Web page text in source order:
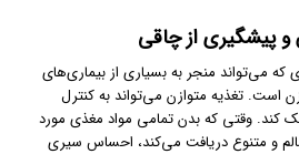
می‌تواند منجر به بسیاری از بیماری‌های
است. تغذیه متوازن می‌تواند به کنترل
کند. وقتی که بدن تمامی مواد مغذی مورد
سالم و متنوع دریافت می‌کند، احساس سیری